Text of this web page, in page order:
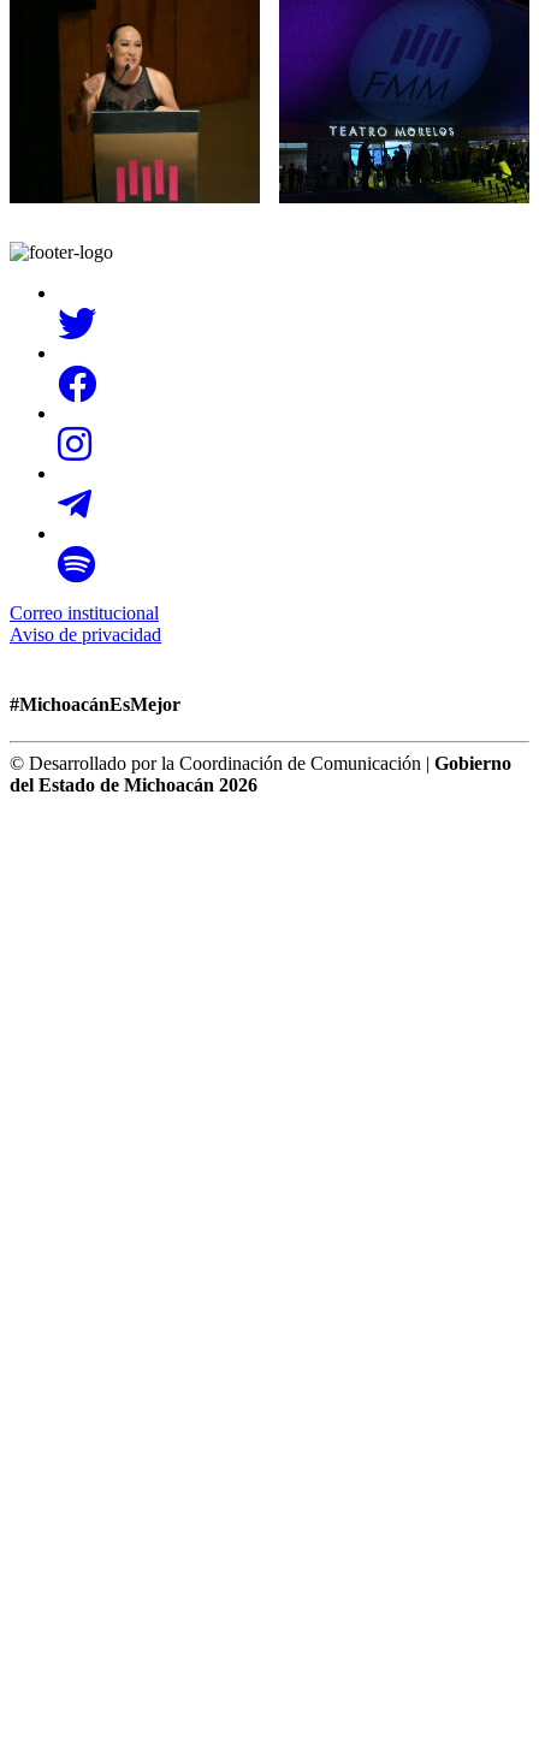
Correo institucional
Aviso de privacidad
#MichoacánEsMejor
© Desarrollado por la Coordinación de Comunicación | Gobierno
del Estado de Michoacán 2026